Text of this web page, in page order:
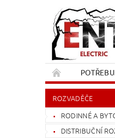
REKLAMACE A
ROZVADĚČE
RODINNÉ A
DISTRIBUČNÍ